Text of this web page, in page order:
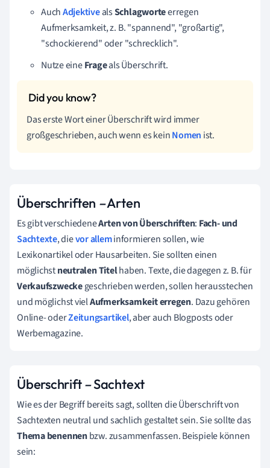
AuchAdjektivealsSchlagworteerregen
Aufmerksamkeit,z. B. "spannend", "großartig",
"schockierend" oder "schrecklich".
Nutze eineFrageals Überschrift.
Das erste Wort einer Überschrift wird immer
großgeschrieben, auch wenn es keinNomen ist.
Überschriften –Arten
Es gibt verschiedeneArten von Überschriften: Fach- und
Sachtexte, dievor alleminformieren sollen, wie
Lexikonartikel oder Hausarbeiten. Sie sollten einen
möglichstneutralen Titelhaben. Texte, die dagegen z. B. für
Verkaufszweckegeschrieben werden, sollen herausstechen
und möglichst vielAufmerksamkeit erregen. Dazu gehören
Online- oderZeitungsartikel, aber auch Blogposts oder
Werbemagazine.
Überschrift–Sachtext
Wie es der Begriff bereits sagt, sollten die Überschrift von
Sachtexten neutral und sachlich gestaltet sein. Sie sollte das
Thema benennenbzw. zusammenfassen. Beispiele können
sein: